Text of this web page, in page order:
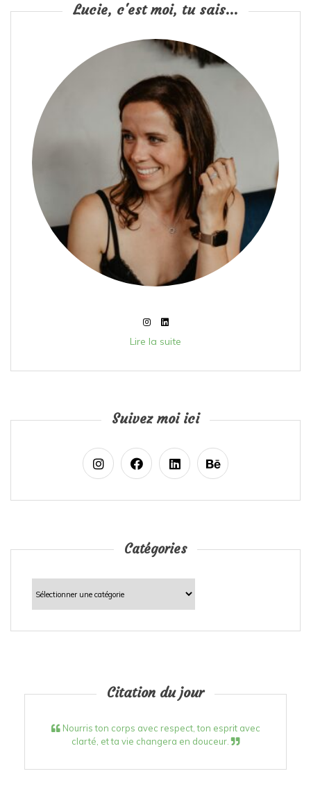
Lucie, c'est moi, tu sais...
Lire la suite
Suivez moi ici
Catégories
Catégories
Citation du jour
Nourris ton corps avec respect, ton esprit avec
clarté, et ta vie changera en douceur.